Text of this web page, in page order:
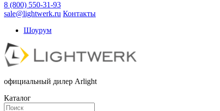
8 (800) 550-31-93
sale@lightwerk.ru Контакты
Шоурум
официальный дилер Arlight
Каталог